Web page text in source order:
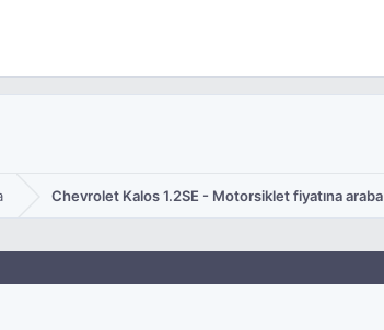
Chevrolet Kalos 1.2SE - Motorsiklet fiyatına araba